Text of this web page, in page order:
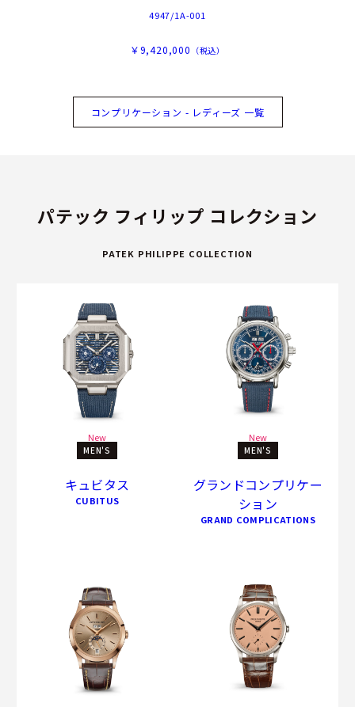
4947/1A-001
￥9,420,000 （税込）
コンプリケーション - レディーズ 一覧
パテック フィリップ コレクション
PATEK PHILIPPE COLLECTION
New
MEN'S
キュビタス
CUBITUS
New
MEN'S
グランドコンプリケー
ション
GRAND COMPLICATIONS